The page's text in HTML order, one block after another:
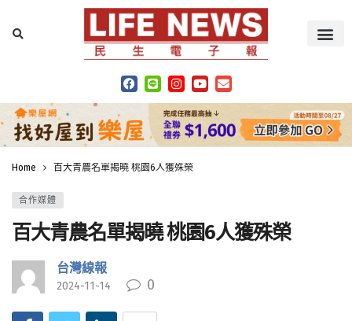
Home 百大青農名單揭曉 桃園6人獲殊榮
合作媒體
百大青農名單揭曉 桃園6人獲殊榮
台灣線報
2024-11-14 0